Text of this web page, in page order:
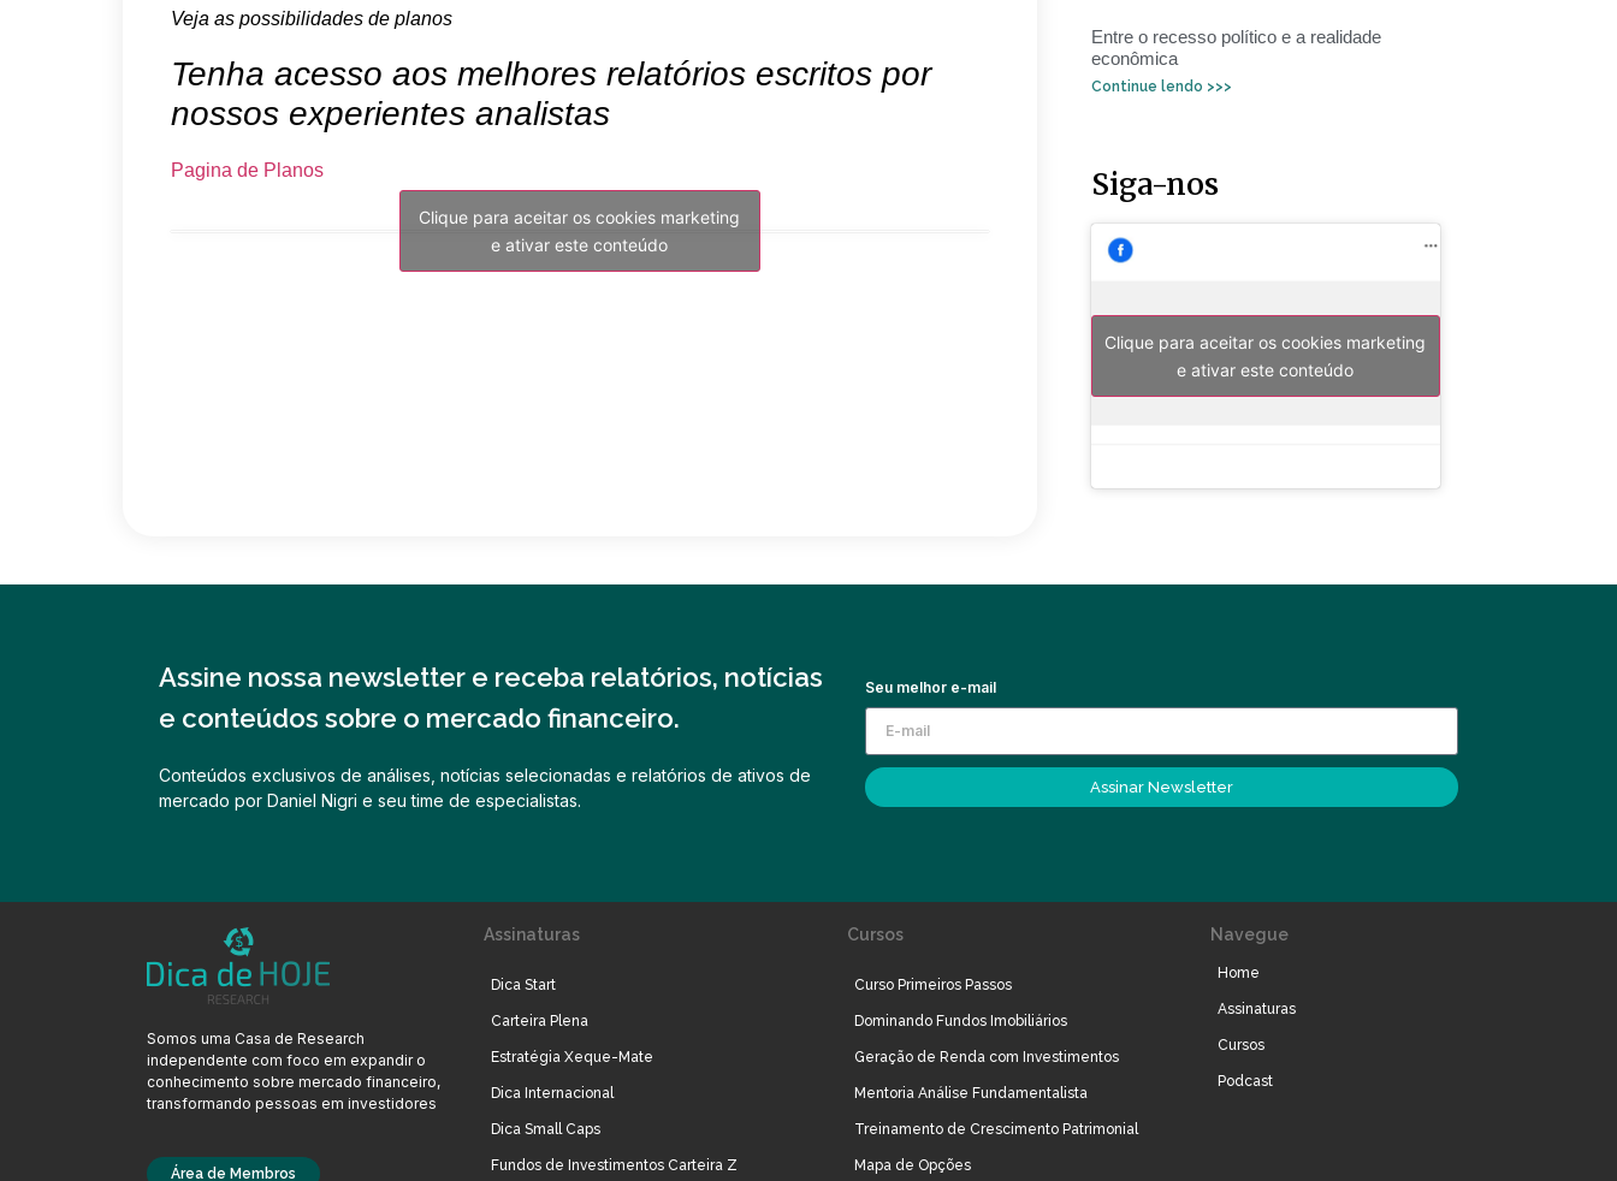
Veja as possibilidades de planos
Tenha acesso aos melhores relatórios escritos por
nossos experientes analistas
Pagina de Planos
Clique para aceitar os cookies marketing
e ativar este conteúdo
Entre o recesso político e a realidade
econômica
Continue lendo >>>
Siga-nos
Clique para aceitar os cookies marketing
e ativar este conteúdo
Assine nossa newsletter e receba relatórios, notícias
e conteúdos sobre o mercado financeiro.
Conteúdos exclusivos de análises, notícias selecionadas e relatórios de ativos de
mercado por Daniel Nigri e seu time de especialistas.
Seu melhor e-mail
Assinar Newsletter
Somos uma Casa de Research
independente com foco em expandir o
conhecimento sobre mercado financeiro,
transformando pessoas em investidores
Área de Membros
Assinaturas
Dica Start
Carteira Plena
Estratégia Xeque-Mate
Dica Internacional
Dica Small Caps
Fundos de Investimentos Carteira Z
Cursos
Curso Primeiros Passos
Dominando Fundos Imobiliários
Geração de Renda com Investimentos
Mentoria Análise Fundamentalista
Treinamento de Crescimento Patrimonial
Mapa de Opções
Navegue
Home
Assinaturas
Cursos
Podcast